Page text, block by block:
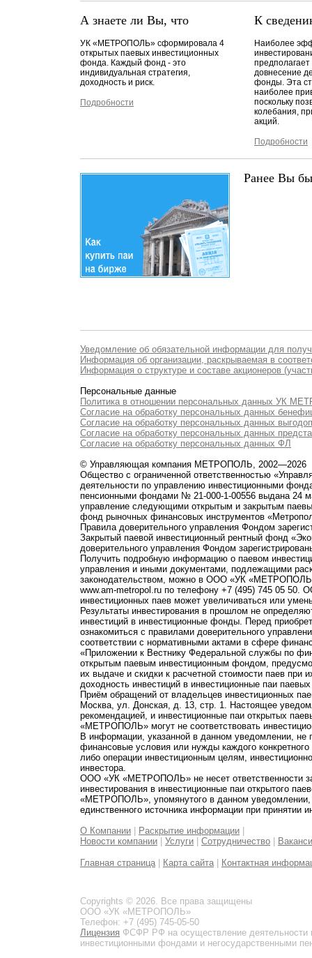
А знаете ли Вы, что
УК «МЕТРОПОЛЬ» сформировала 4
открытых паевых инвестиционных
фонда. Каждый фонд - это
индивидуальная стратегия,
доходность и риск.
Подробности
К
Наиболее
довнесение
фонды. Эта
наиболее
поскольку
колебания,
акций.
Подробности
Ранее Вы
Уведомление об обязательной информации для
Информация об организации, раскрываемая в
Информация о структуре и составе акционеров
Персональные данные
Политика в отношении персональных данных УК
Согласие на обработку персональных данных
Согласие на обработку персональных данных
Согласие на обработку персональных данных
Согласие на обработку персональных данных ФЛ
© Управляющая компания МЕТРОПОЛЬ, 2002—2026
Общество с ограниченной ответственностью
деятельности по управлению инвестиционными
пенсионными фондами № 21-000-1-00556 выдана 24
управление следующими открытым и закрытым
фонд рыночных финансовых инструментов
Правила доверительного управления Фондом
Закрытый паевой инвестиционный рентный фонд
доверительного управления Фондом
Получить подробную информацию о паевом
управления и иными документами, подлежащими
законодательством, можно в ООО «УК
www.am-metropol.ru по телефону +7 (495) 745 05
инвестиционных паев может увеличиваться или
Результаты инвестирования в прошлом не
инвестиций в инвестиционные фонды. Перед
ознакомиться с правилами доверительного
соответствии с нормативными актами в сфере
«Приложении к Вестнику Федеральной службы по
открытым паевым инвестиционным фондом,
их выдаче и скидки к расчетной стоимости паев при
доходность инвестиций в инвестиционные паи
Приём обращений от владельцев инвестиционных
Москва, ул. Донская, д. 13, стр. 1. Настоящее
рекомендацией, и инвестиционные паи открытых
«МЕТРОПОЛЬ» могут не соответствовать
В информации, указанной в данном уведомлении,
финансовые условия или нужды каждого
либо операции инвестиционным целям,
инвестора.
ООО «УК «МЕТРОПОЛЬ» не несет ответственности
инвестирования в инвестиционные паи открытого
«МЕТРОПОЛЬ», упомянутого в данном уведомлении,
единственного источника информации при принятии
О Компании
Раскрытие информации
Новости компании
Услуги Сотрудничество
Главная страница Карта сайта Контактная
Copyrights © 2026. Все права защищены
ООО «УК «МЕТРОПОЛЬ»
Телефон: +7 (495) 745-05-50
Лицензия ФСФР РФ на осуществление
инвестиционными фондами и негосударственными